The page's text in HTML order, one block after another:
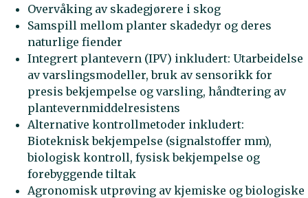
Overvåking av skadegjørere i skog
Samspill mellom planter skadedyr og deres
naturlige fiender
Integrert plantevern (IPV) inkludert: Utarbeidelse
av varslingsmodeller, bruk av sensorikk for
presis bekjempelse og varsling, håndtering av
plantevernmiddelresistens
Alternative kontrollmetoder inkludert:
Bioteknisk bekjempelse (signalstoffer mm),
biologisk kontroll, fysisk bekjempelse og
forebyggende tiltak
Agronomisk utprøving av kjemiske og biologiske